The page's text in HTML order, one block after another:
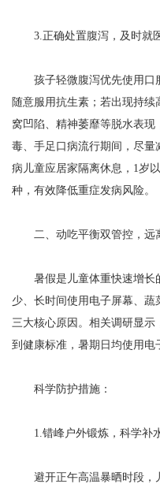
3.正确处置腹泻，及时就
孩子轻微腹泻优先使用口服
随意服用抗生素；若出现持
窝凹陷、精神萎靡等脱水表
毒、手足口病流行期间，尽
病儿童应居家隔离休息，1岁
种，有效降低重症发病风险。
二、动吃平衡双管控，远
暑假是儿童体重快速增长
少、长时间使用电子屏幕、
三大核心原因。相关调研显
到健康标准，暑期日均使用电
科学防护措施：
1.错峰户外锻炼，科学补
避开正午高温暴晒时段，